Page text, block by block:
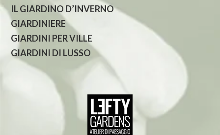
IL GIARDINO D’INVERNO
GIARDINIERE
GIARDINI PER VILLE
GIARDINI DI LUSSO